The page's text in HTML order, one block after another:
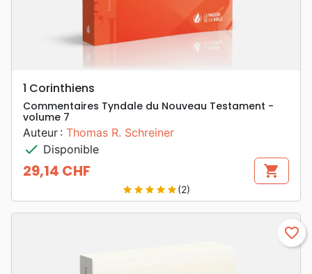
1 Corinthiens
Commentaires Tyndale du Nouveau Testament -
volume 7
Auteur : Thomas R. Schreiner
check Disponible
Prix
29,14 CHF shopping_cart
star star star star star(2)
favorite_border